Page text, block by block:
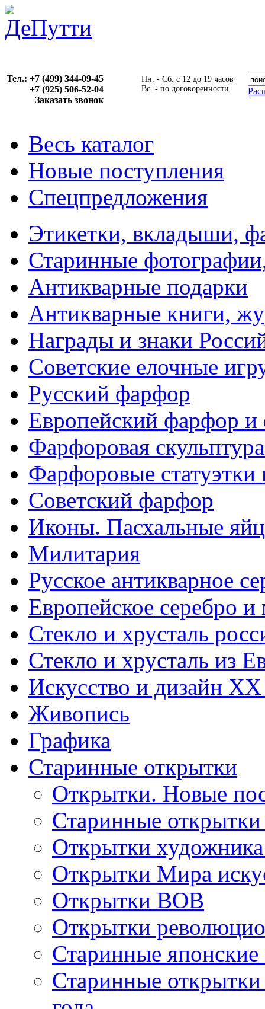
Тел.: +7 (499) 344-09-45
(925) 506-52-04
Заказать звонок
Пн. - Сб. с 12 до 19 часов
Вс. - по договоренности.
Весь каталог
Новые поступления
Спецпредложения
Этикетки, вкладыши,
Старинные
Антикварные подарки
Антикварные книги,
Награды и знаки
Советские елочные
Русский фарфор
Европейский фарфор и
Фарфоровая
Фарфоровые
Советский фарфор
Иконы. Пасхальные
Милитария
Русское антикварное
Европейское серебро
Стекло и хрусталь
Стекло и хрусталь из
Искусство и дизайн XX
Живопись
Графика
Старинные открытки
Открытки. Новые
Старинные
Открытки
Открытки Мира
Открытки ВОВ
Открытки
Старинные
Старинные